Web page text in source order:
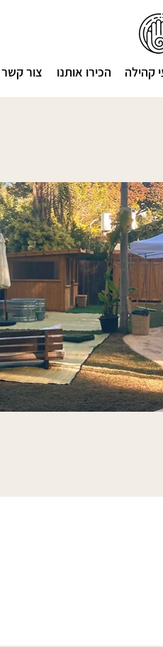
קהילה הכירו אותנו צור קשר